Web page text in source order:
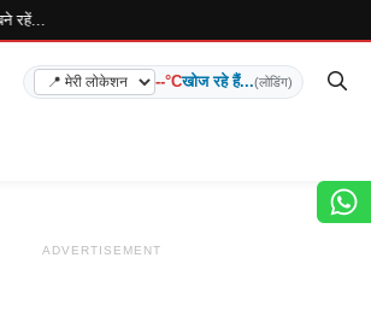
--°Cखोज रहे हैं...(लोडिंग)
ADVERTISEMENT